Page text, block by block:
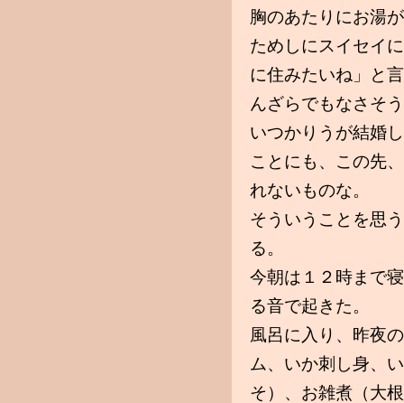
胸のあたりにお湯
ためしにスイセイ
に住みたいね」と
んざらでもなさそ
いつかりうが結婚
ことにも、この先
れないものな。
そういうことを思
る。
今朝は１２時まで
る音で起きた。
風呂に入り、昨夜
ム、いか刺し身、
そ）、お雑煮（大